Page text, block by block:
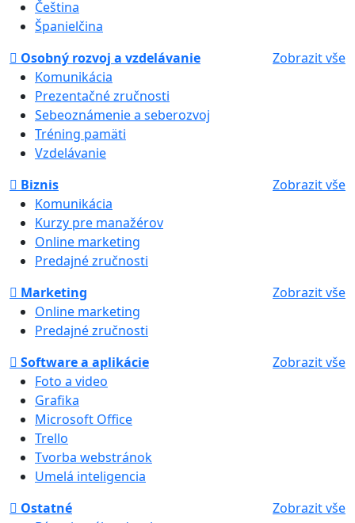
Čeština
Španielčina
Osobný rozvoj a vzdelávanie
Zobrazit vše
Komunikácia
Prezentačné zručnosti
Sebeoznámenie a seberozvoj
Tréning pamäti
Vzdelávanie
Biznis
Zobrazit vše
Komunikácia
Kurzy pre manažérov
Online marketing
Predajné zručnosti
Marketing
Zobrazit vše
Online marketing
Predajné zručnosti
Software a aplikácie
Zobrazit vše
Foto a video
Grafika
Microsoft Office
Trello
Tvorba webstránok
Umelá inteligencia
Ostatné
Zobrazit vše